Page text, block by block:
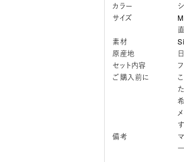
カラー
サイズ
M
素材
原産地
セット内容
ご購入前に
備考